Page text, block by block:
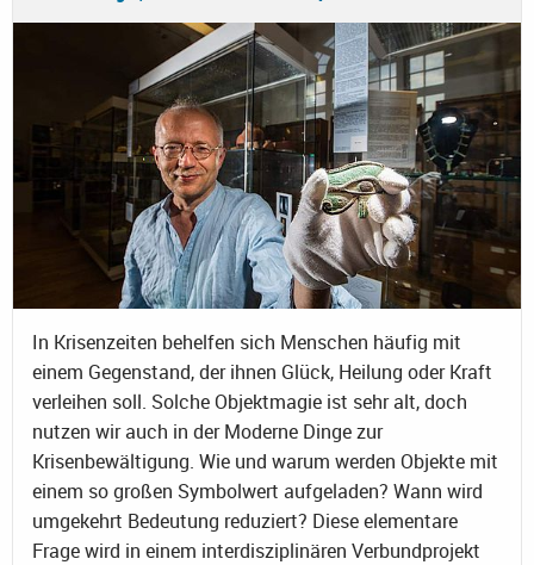
In Krisenzeiten behelfen sich Menschen häufig mit
einem Gegenstand, der ihnen Glück, Heilung oder Kraft
verleihen soll. Solche Objektmagie ist sehr alt, doch
nutzen wir auch in der Moderne Dinge zur
Krisenbewältigung. Wie und warum werden Objekte mit
einem so großen Symbolwert aufgeladen? Wann wird
umgekehrt Bedeutung reduziert? Diese elementare
Frage wird in einem interdisziplinären Verbundprojekt